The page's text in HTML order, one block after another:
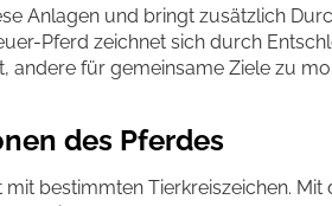
Anlagen und bringt zusätzlich
Pferd zeichnet sich durch
andere für gemeinsame Ziele zu
des Pferdes
bestimmten Tierkreiszeichen. Mit